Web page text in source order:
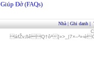
Giúp Đở (FAQs)
Nhà | Ghi danh |
áfŽv‚ßêQ†ôª